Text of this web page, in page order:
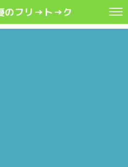
のフリ→ト→ク